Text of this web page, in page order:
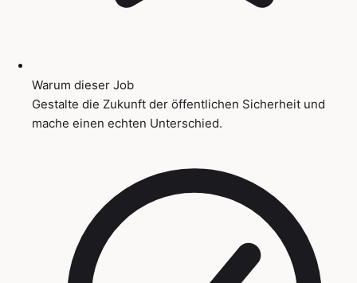
Warum dieser Job
Gestalte die Zukunft der öffentlichen Sicherheit und
mache einen echten Unterschied.